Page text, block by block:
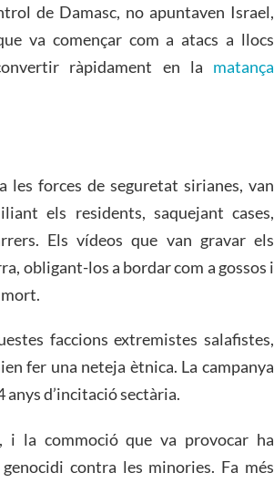
de Damasc, no apuntaven Israel,
va començar com a atacs a llocs
ràpidament en la matança
forces de seguretat sirianes, van
els residents, saquejant cases,
Els vídeos que van gravar els
obligant-los a bordar com a gossos i
faccions extremistes salafistes,
fer una neteja ètnica. La campanya
anys d’incitació sectària.
i la commoció que va provocar ha
contra les minories. Fa més